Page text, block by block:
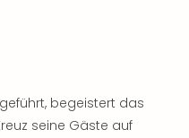
begeistert das
seine Gäste auf